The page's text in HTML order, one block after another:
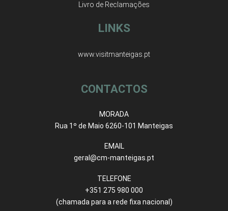
Livro de Reclamações
LINKS
www.visitmanteigas.pt
CONTACTOS
MORADA
Rua 1º de Maio 6260-101 Manteigas
EMAIL
geral@cm-manteigas.pt
TELEFONE
+351 275 980 000
(chamada para a rede fixa nacional)